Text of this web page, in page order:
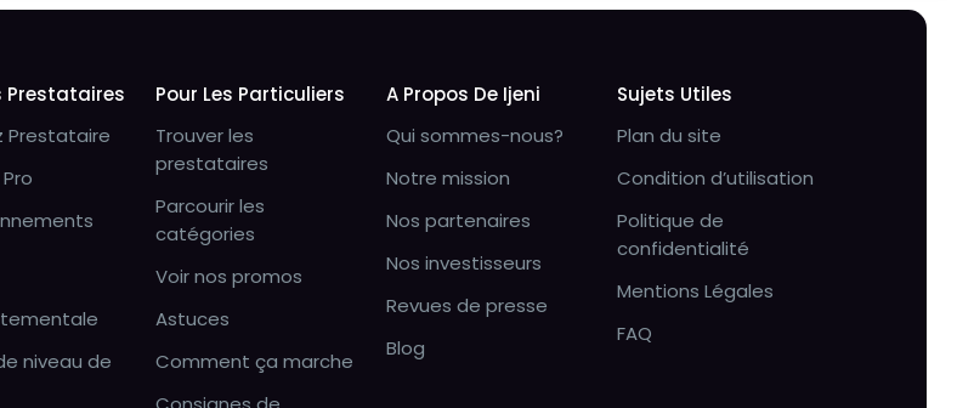
Prestataires
Prestataire
niveau de
Pour Les Particuliers
Trouver les
prestataires
Parcourir les
catégories
Voir nos promos
Astuces
Comment ça marche
A Propos De Ijeni
Qui sommes-nous?
Notre mission
Nos partenaires
Nos investisseurs
Revues de presse
Blog
Sujets Utiles
Plan du site
Condition d’utilisation
Politique de
confidentialité
Mentions Légales
FAQ